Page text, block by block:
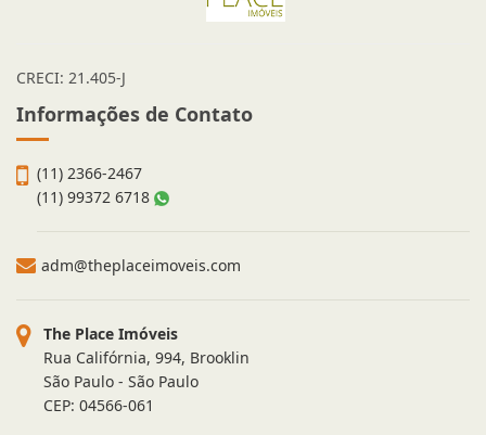
CRECI: 21.405-J
Informações de Contato
(11) 2366-2467
(11) 99372 6718
adm@theplaceimoveis.com
The Place Imóveis
Rua Califórnia, 994, Brooklin
São Paulo - São Paulo
CEP: 04566-061